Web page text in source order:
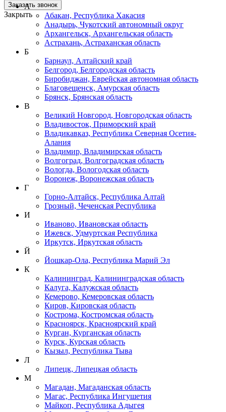
Заказать звонок
Закрыть
А
Абакан, Республика Хакасия
Анадырь, Чукотский автономный округ
Архангельск, Архангельская область
Астрахань, Астраханская область
Б
Барнаул, Алтайский край
Белгород, Белгородская область
Биробиджан, Еврейская автономная область
Благовещенск, Амурская область
Брянск, Брянская область
В
Великий Новгород, Новгородская область
Владивосток, Приморский край
Владикавказ, Республика Северная Осетия-
Алания
Владимир, Владимирская область
Волгоград, Волгоградская область
Вологда, Вологодская область
Воронеж, Воронежская область
Г
Горно-Алтайск, Республика Алтай
Грозный, Чеченская Республика
И
Иваново, Ивановская область
Ижевск, Удмуртская Республика
Иркутск, Иркутская область
Й
Йошкар-Ола, Республика Марий Эл
К
Калининград, Калининградская область
Калуга, Калужская область
Кемерово, Кемеровская область
Киров, Кировская область
Кострома, Костромская область
Красноярск, Красноярский край
Курган, Курганская область
Курск, Курская область
Кызыл, Республика Тыва
Л
Липецк, Липецкая область
М
Магадан, Магаданская область
Магас, Республика Ингушетия
Майкоп, Республика Адыгея